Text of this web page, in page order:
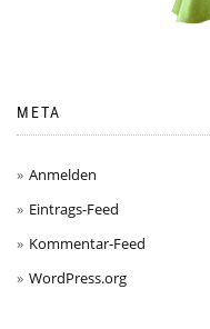
META
Anmelden
Eintrags-Feed
Kommentar-Feed
WordPress.org